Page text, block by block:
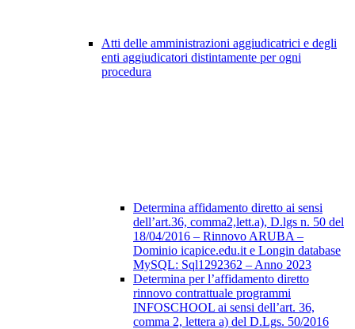
Atti delle amministrazioni aggiudicatrici e degli
enti aggiudicatori distintamente per ogni
procedura
Determina affidamento diretto ai sensi
dell’art.36, comma2,lett.a), D.lgs n. 50 del
18/04/2016 – Rinnovo ARUBA –
Dominio icapice.edu.it e Longin database
MySQL: Sql1292362 – Anno 2023
Determina per l’affidamento diretto
rinnovo contrattuale programmi
INFOSCHOOL ai sensi dell’art. 36,
comma 2, lettera a) del D.Lgs. 50/2016